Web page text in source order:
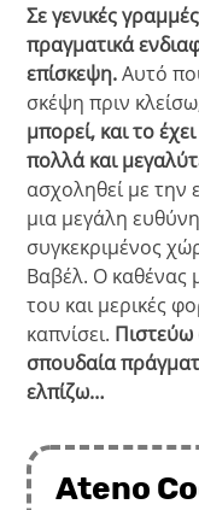
Σε γενικές
πραγματικά
επίσκεψη.Αυτό
σκέψη πριν
μπορεί, και το
πολλά και
ασχοληθεί με την
μια μεγάλη
συγκεκριμένος
Βαβέλ. Ο καθένας
του και μερικές
καπνίσει. Πιστεύω
σπουδαία
ελπίζω…
Ateno